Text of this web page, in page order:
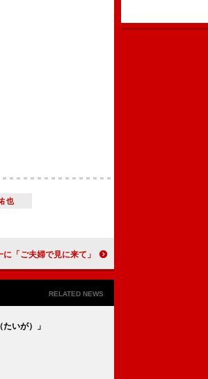
也
幕！ 結婚発表の国分太一に「ご夫婦で見に来て」
RELATED NEWS
いが）」